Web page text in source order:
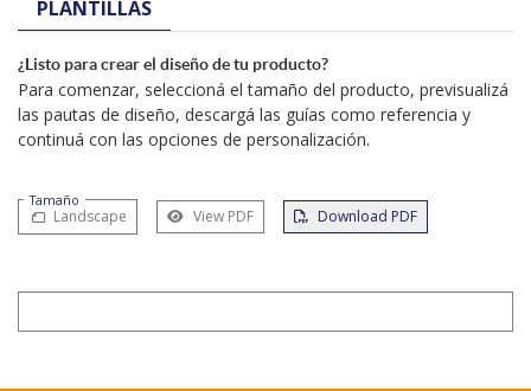
PLANTILLAS
¿Listo para crear el diseño de tu producto?
Para comenzar, seleccioná el tamaño del producto, previsualizá
las pautas de diseño, descargá las guías como referencia y
continuá con las opciones de personalización.
Tamaño
Landscape View PDF Download PDF